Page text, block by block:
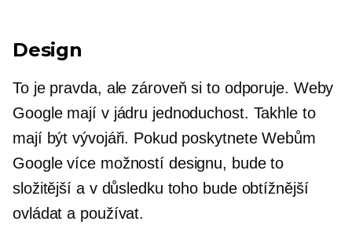
Design
To je pravda, ale zároveň si to odporuje. Weby
Google mají v jádru jednoduchost. Takhle to
mají být vývojáři. Pokud poskytnete Webům
Google více možností designu, bude to
složitější a v důsledku toho bude obtížnější
ovládat a používat.